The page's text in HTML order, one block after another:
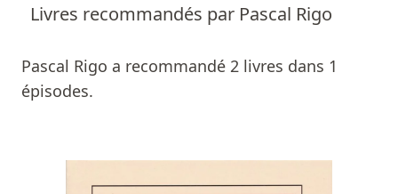
Livres recommandés par Pascal Rigo
Pascal Rigo a recommandé 2 livres dans 1
épisodes.
Livres
Prix littéraires